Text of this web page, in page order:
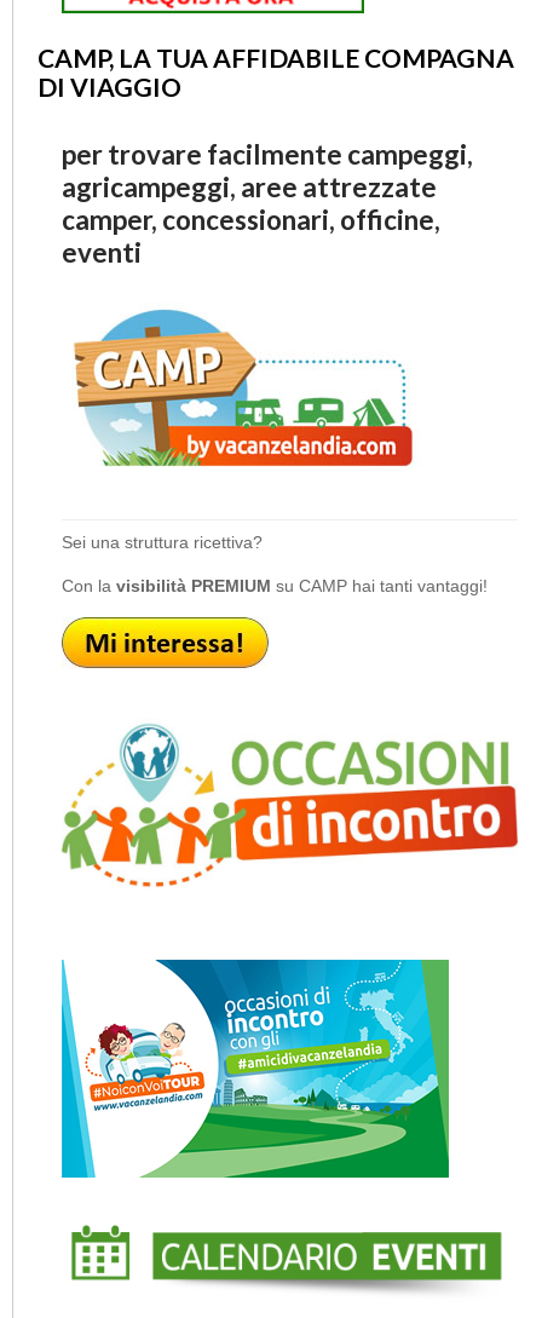
CAMP, LA TUA AFFIDABILE COMPAGNA
DI VIAGGIO
per trovare facilmente campeggi,
agricampeggi, aree attrezzate
camper, concessionari, officine,
eventi
Sei una struttura ricettiva?
Con la visibilità PREMIUM su CAMP hai tanti vantaggi!